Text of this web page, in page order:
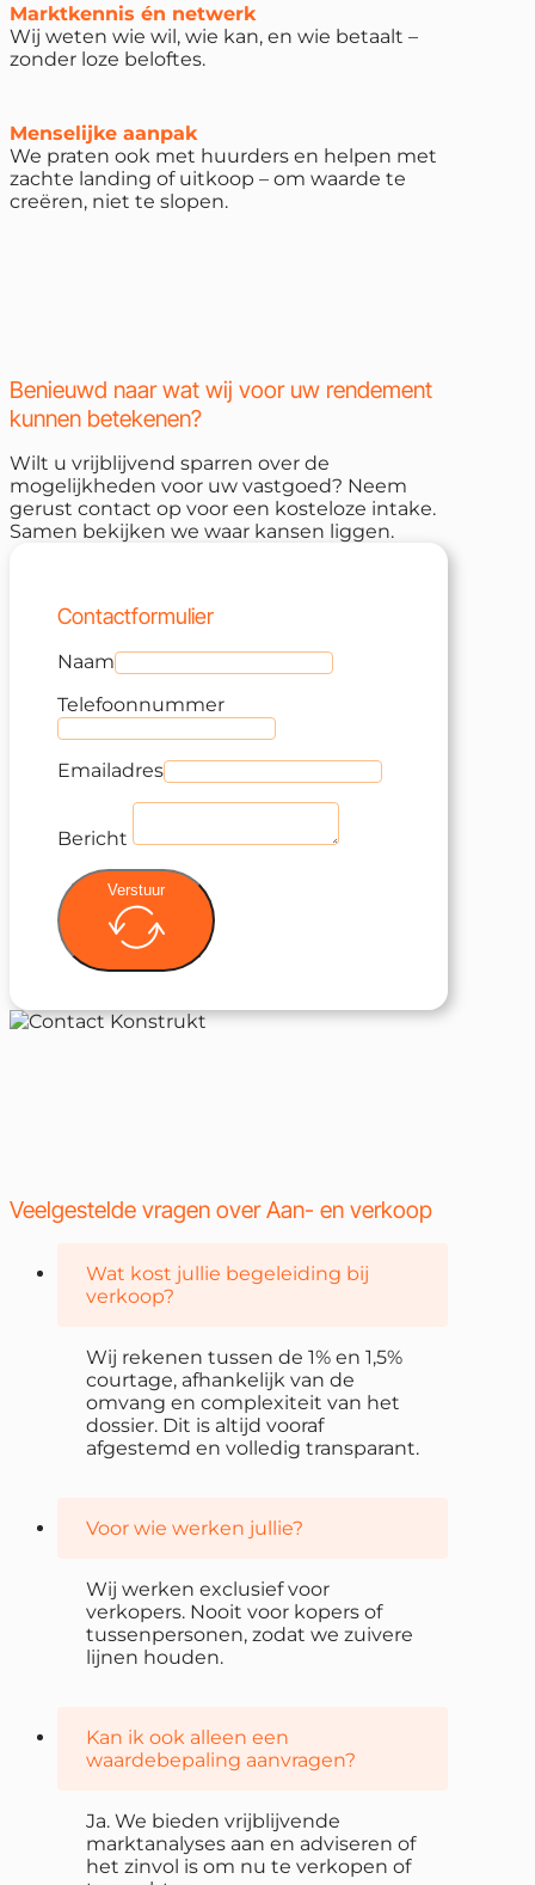
Marktkennis én netwerk
Wij weten wie wil, wie kan, en wie betaalt –
zonder loze beloftes.
Menselijke aanpak
We praten ook met huurders en helpen met
zachte landing of uitkoop – om waarde te
creëren, niet te slopen.
Benieuwd naar wat wij voor uw rendement
kunnen betekenen?
Wilt u vrijblijvend sparren over de
mogelijkheden voor uw vastgoed? Neem
gerust contact op voor een kosteloze intake.
Samen bekijken we waar kansen liggen.
Contactformulier
Naam
Telefoonnummer
Emailadres
Bericht
Verstuur
Veelgestelde vragen over Aan- en verkoop
Wat kost jullie begeleiding bij
verkoop?
Wij rekenen tussen de 1% en 1,5%
courtage, afhankelijk van de
omvang en complexiteit van het
dossier. Dit is altijd vooraf
afgestemd en volledig transparant.
Voor wie werken jullie?
Wij werken exclusief voor
verkopers. Nooit voor kopers of
tussenpersonen, zodat we zuivere
lijnen houden.
Kan ik ook alleen een
waardebepaling aanvragen?
Ja. We bieden vrijblijvende
marktanalyses aan en adviseren of
het zinvol is om nu te verkopen of